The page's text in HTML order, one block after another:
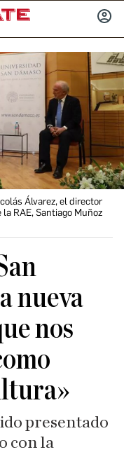
Álvarez, el director
RAE, Santiago Muñoz
nueva
nos
presentado
con la